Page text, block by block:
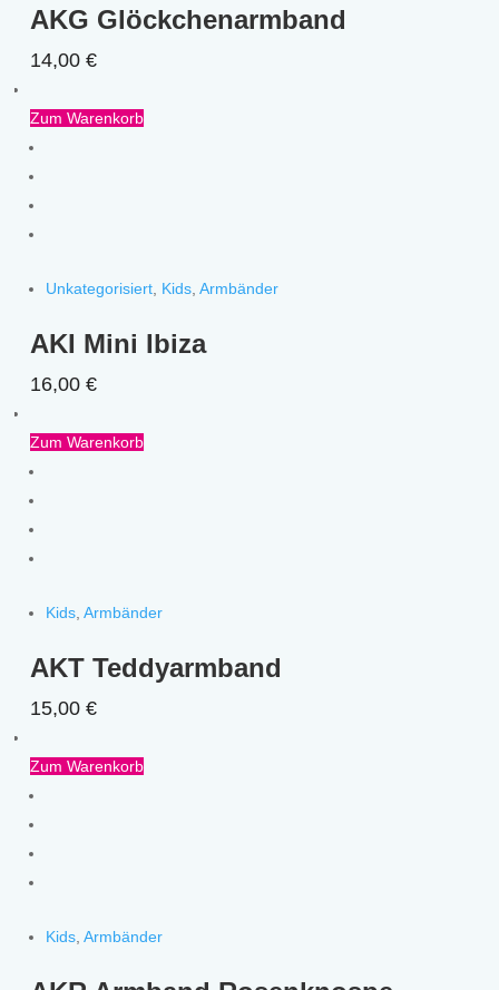
AKG Glöckchenarmband
14,00€
Zum Warenkorb
Unkategorisiert Kids ,Armbänder
AKI Mini Ibiza
16,00€
Zum Warenkorb
Kids ,Armbänder
AKT Teddyarmband
15,00€
Zum Warenkorb
Kids ,Armbänder